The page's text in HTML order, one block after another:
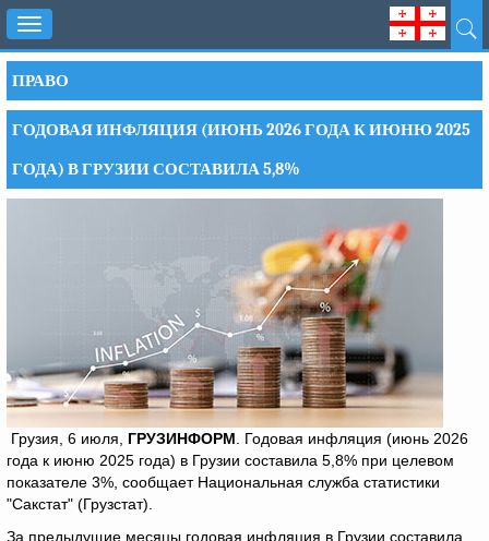
Toggle
navigation
ПРАВО
ГОДОВАЯ ИНФЛЯЦИЯ (ИЮНЬ 2026 ГОДА К ИЮНЮ 2025
ГОДА) В ГРУЗИИ СОСТАВИЛА 5,8%
Грузия, 6 июля, ГРУЗИНФОРМ . Годовая инфляция (июнь 2026
года к июню 2025 года) в Грузии составила 5,8% при целевом
показателе 3%, сообщает Национальная служба статистики
"Сакстат" (Грузстат).
За предыдущие месяцы годовая инфляция в Грузии составила